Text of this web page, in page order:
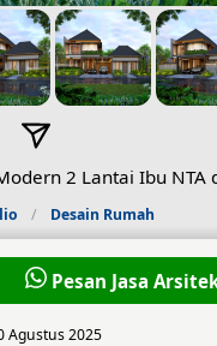
2 Lantai Ibu NTA
Desain Rumah
Pesan Jasa
Agustus 2025